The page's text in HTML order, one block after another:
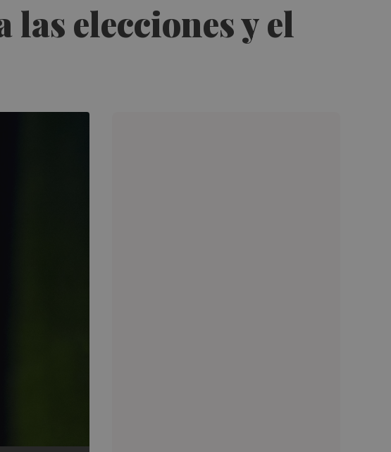
elecciones y el